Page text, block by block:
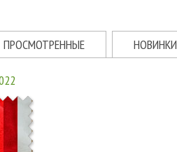
ПРОСМОТРЕННЫЕ НОВИНКИ